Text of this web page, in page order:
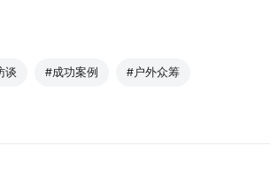
谈 #成功案例 #户外众筹